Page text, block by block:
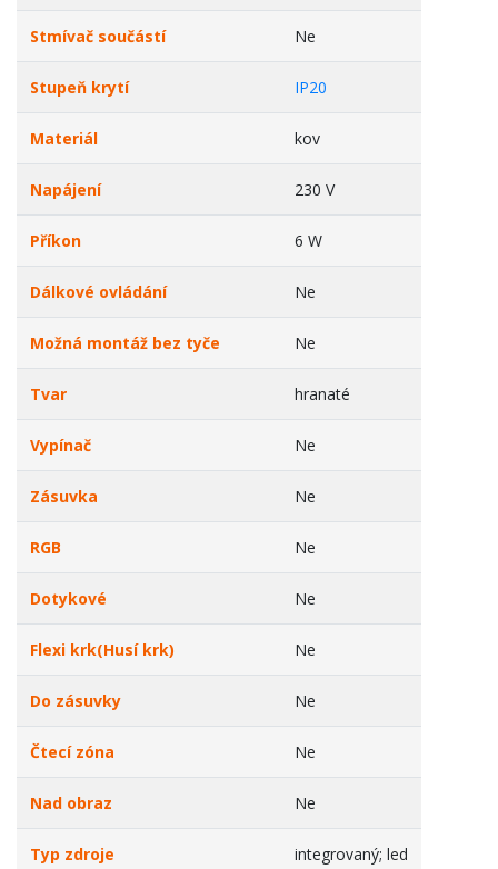
Stmívač součástí Ne
Stupeň krytí IP20
Materiál kov
Napájení 230 V
Příkon 6 W
Dálkové ovládání Ne
Možná montáž bez tyče Ne
Tvar hranaté
Vypínač Ne
Zásuvka Ne
RGB Ne
Dotykové Ne
Flexi krk(Husí krk) Ne
Do zásuvky Ne
Čtecí zóna Ne
Nad obraz Ne
Typ zdroje integrovaný; led